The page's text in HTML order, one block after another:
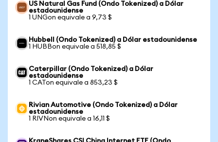
US Natural Gas Fund (Ondo Tokenized) a Dólar
estadounidense
1 UNGon equivale a 9,73 $
Hubbell (Ondo Tokenized) a Dólar estadounidense
1 HUBBon equivale a 518,85 $
Caterpillar (Ondo Tokenized) a Dólar
estadounidense
1 CATon equivale a 853,23 $
Rivian Automotive (Ondo Tokenized) a Dólar
estadounidense
1 RIVNon equivale a 16,11 $